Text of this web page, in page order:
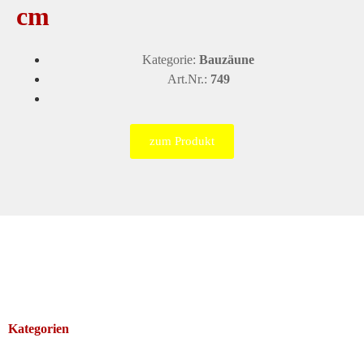
cm
Kategorie: Bauzäune
Art.Nr.: 749
zum Produkt
Kategorien